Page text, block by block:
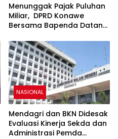
Menunggak Pajak Puluhan
Miliar, DPRD Konawe
Bersama Bapenda Datangi
NASIONAL
Mendagri dan BKN Didesak
Evaluasi Kinerja Sekda dan
Administrasi Pemda